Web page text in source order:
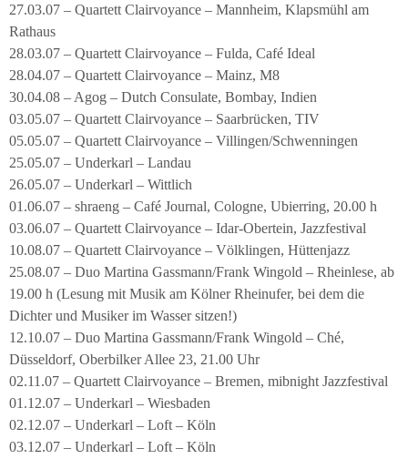
27.03.07 – Quartett Clairvoyance – Mannheim, Klapsmühl am
Rathaus
28.03.07 – Quartett Clairvoyance – Fulda, Café Ideal
28.04.07 – Quartett Clairvoyance – Mainz, M8
30.04.08 – Agog – Dutch Consulate, Bombay, Indien
03.05.07 – Quartett Clairvoyance – Saarbrücken, TIV
05.05.07 – Quartett Clairvoyance – Villingen/Schwenningen
25.05.07 – Underkarl – Landau
26.05.07 – Underkarl – Wittlich
01.06.07 – shraeng – Café Journal, Cologne, Ubierring, 20.00 h
03.06.07 – Quartett Clairvoyance – Idar-Obertein, Jazzfestival
10.08.07 – Quartett Clairvoyance – Völklingen, Hüttenjazz
25.08.07 – Duo Martina Gassmann/Frank Wingold – Rheinlese, ab
19.00 h (Lesung mit Musik am Kölner Rheinufer, bei dem die
Dichter und Musiker im Wasser sitzen!)
12.10.07 – Duo Martina Gassmann/Frank Wingold – Ché,
Düsseldorf, Oberbilker Allee 23, 21.00 Uhr
02.11.07 – Quartett Clairvoyance – Bremen, mibnight Jazzfestival
01.12.07 – Underkarl – Wiesbaden
02.12.07 – Underkarl – Loft – Köln
03.12.07 – Underkarl – Loft – Köln